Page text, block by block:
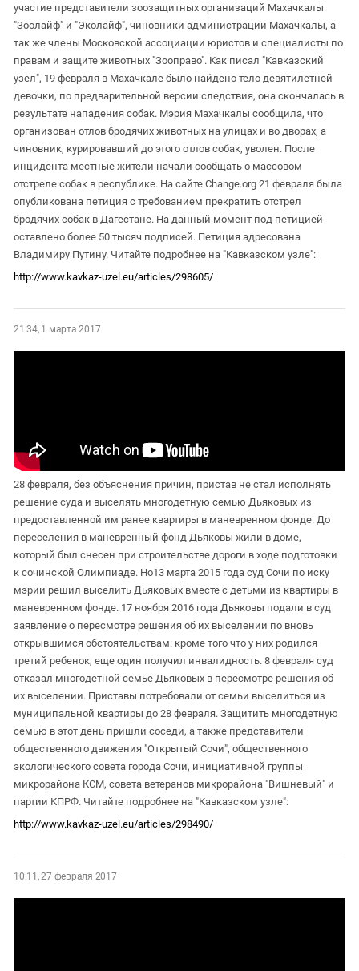
участие представители зоозащитных организаций Махачкалы
"Зоолайф" и "Эколайф", чиновники администрации Махачкалы, а
так же члены Московской ассоциации юристов и специалисты по
правам и защите животных "Зооправо". Как писал "Кавказский
узел", 19 февраля в Махачкале было найдено тело девятилетней
девочки, по предварительной версии следствия, она скончалась в
результате нападения собак. Мэрия Махачкалы сообщила, что
организован отлов бродячих животных на улицах и во дворах, а
чиновник, курировавший до этого отлов собак, уволен. После
инцидента местные жители начали сообщать о массовом
отстреле собак в республике. На сайте Change.org 21 февраля была
опубликована петиция с требованием прекратить отстрел
бродячих собак в Дагестане. На данный момент под петицией
оставлено более 50 тысяч подписей. Петиция адресована
Владимиру Путину. Читайте подробнее на "Кавказском узле":
http://www.kavkaz-uzel.eu/articles/298605/
21:34, 1 марта 2017
28 февраля, без объяснения причин, пристав не стал исполнять
решение суда и выселять многодетную семью Дьяковых из
предоставленной им ранее квартиры в маневренном фонде. До
переселения в маневренный фонд Дьяковы жили в доме,
который был снесен при строительстве дороги в ходе подготовки
к сочинской Олимпиаде. Но13 марта 2015 года суд Сочи по иску
мэрии решил выселить Дьяковых вместе с детьми из квартиры в
маневренном фонде. 17 ноября 2016 года Дьяковы подали в суд
заявление о пересмотре решения об их выселении по вновь
открывшимся обстоятельствам: кроме того что у них родился
третий ребенок, еще один получил инвалидность. 8 февраля суд
отказал многодетной семье Дьяковых в пересмотре решения об
их выселении. Приставы потребовали от семьи выселиться из
муниципальной квартиры до 28 февраля. Защитить многодетную
семью в этот день пришли соседи, а также представители
общественного движения "Открытый Сочи", общественного
экологического совета города Сочи, инициативной группы
микрорайона КСМ, совета ветеранов микрорайона "Вишневый" и
партии КПРФ. Читайте подробнее на "Кавказском узле":
http://www.kavkaz-uzel.eu/articles/298490/
10:11, 27 февраля 2017